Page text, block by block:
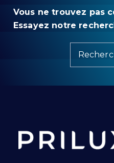
Vous ne trouvez pas
Essayez notre